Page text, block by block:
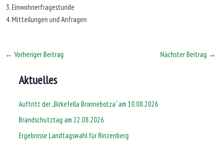
Einwohnerfragestunde
Mitteilungen und Anfragen
← Vorheriger Beitrag Nächster Beitrag →
Aktuelles
Auftritt der „Birkefella Bronnebotza“ am 10.08.2026
Brandschutztag am 22.08.2026
Ergebnisse Landtagswahl für Rinzenberg